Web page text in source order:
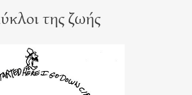
της ζωής